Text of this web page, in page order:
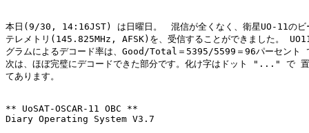
本日(9/30, 14:16JST) は日曜日。　混信が全くなく、衛星UO-11のビ
テレメトリ(145.825MHz, AFSK)を、受信することができました。
グラムによるデコード率は、Good/Total＝5395/5599＝96パーセント
次は、ほぼ完璧にデコードできた部分です。化け字はドット "..." で
てあります。
** UoSAT-OSCAR-11 OBC **
Diary Operating System V3.7